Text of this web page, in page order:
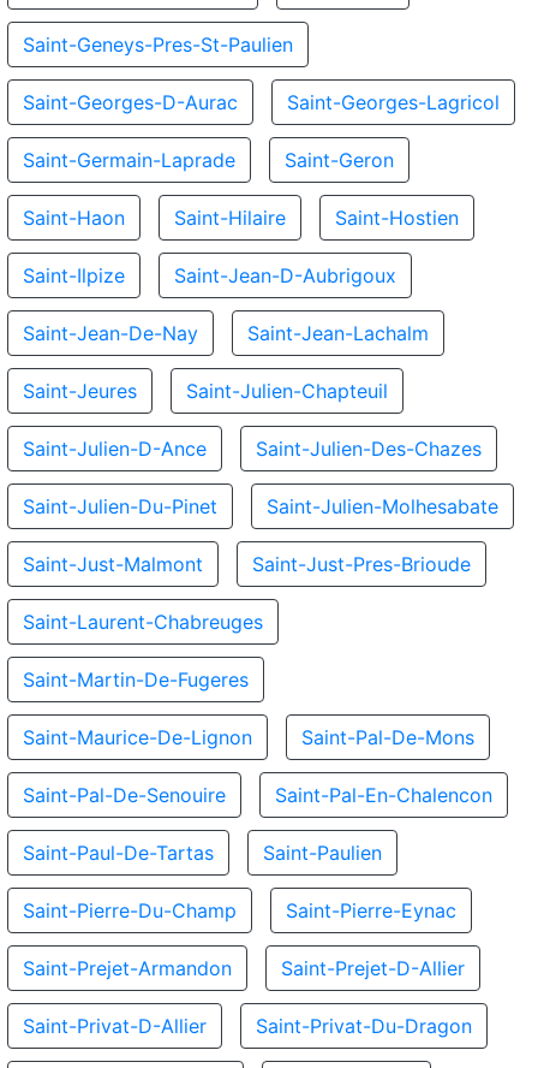
Saint-Geneys-Pres-St-Paulien
Saint-Georges-D-Aurac Saint-Georges-Lagricol
Saint-Germain-Laprade Saint-Geron
Saint-Haon Saint-Hilaire Saint-Hostien
Saint-Ilpize Saint-Jean-D-Aubrigoux
Saint-Jean-De-Nay Saint-Jean-Lachalm
Saint-Jeures Saint-Julien-Chapteuil
Saint-Julien-D-Ance Saint-Julien-Des-Chazes
Saint-Julien-Du-Pinet Saint-Julien-Molhesabate
Saint-Just-Malmont Saint-Just-Pres-Brioude
Saint-Laurent-Chabreuges
Saint-Martin-De-Fugeres
Saint-Maurice-De-Lignon Saint-Pal-De-Mons
Saint-Pal-De-Senouire Saint-Pal-En-Chalencon
Saint-Paul-De-Tartas Saint-Paulien
Saint-Pierre-Du-Champ Saint-Pierre-Eynac
Saint-Prejet-Armandon Saint-Prejet-D-Allier
Saint-Privat-D-Allier Saint-Privat-Du-Dragon